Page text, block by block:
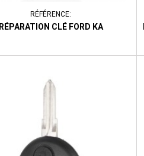
RÉFÉRENCE:
RÉPARATION CLÉ FORD KA